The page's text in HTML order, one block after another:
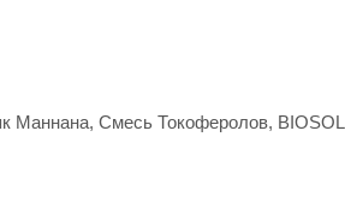
Маннана, Смесь Токоферолов, BIOSOL